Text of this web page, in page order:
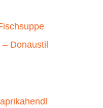
Donaustil